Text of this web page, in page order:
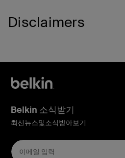
Disclaimers
Belkin 소식받기
최신뉴스및소식받아보기